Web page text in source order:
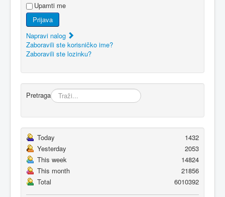
Upamti me
Prijava
Napravi nalog
Zaboravili ste korisničko ime?
Zaboravili ste lozinku?
Pretraga
Today
1432
Yesterday
2053
This week
14824
This month
21856
Total
6010392